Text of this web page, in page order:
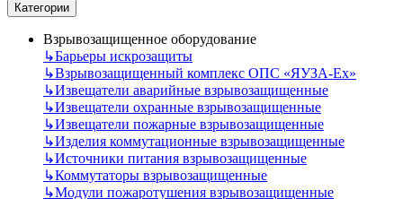
Категории
Взрывозащищенное оборудование
↳Барьеры искрозащиты
↳Взрывозащищенный комплекс ОПС «ЯУЗА-Ех»
↳Извещатели аварийные взрывозащищенные
↳Извещатели охранные взрывозащищенные
↳Извещатели пожарные взрывозащищенные
↳Изделия коммутационные взрывозащищенные
↳Источники питания взрывозащищенные
↳Коммутаторы взрывозащищенные
↳Модули пожаротушения взрывозащищенные